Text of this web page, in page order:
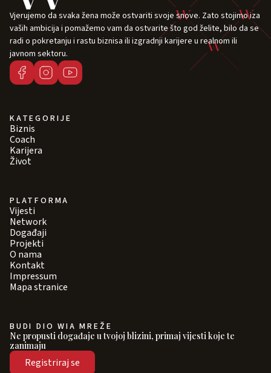
Vjerujemo da svaka žena može ostvariti svoje snove. Zato stojimo iza
vaših ambicija i pomažemo vam da ostvarite što god želite, bilo da se
radi o pokretanju i rastu biznisa ili izgradnji karijere u realnom ili
javnom sektoru.
KATEGORIJE
Biznis
Coach
Karijera
Život
PLATFORMA
Vijesti
Network
Događaji
Projekti
O nama
Kontakt
Impressum
Mapa stranice
BUDI DIO WIA MREŽE
Ne propusti događaje u tvojoj blizini, primaj vijesti koje te
zanimaju
Registriraj se